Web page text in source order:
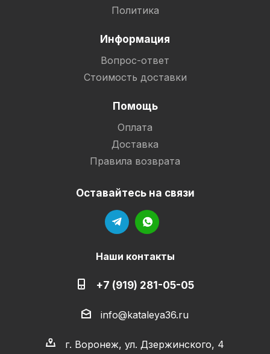
Политика
Информация
Вопрос-ответ
Стоимость доставки
Помощь
Оплата
Доставка
Правила возврата
Оставайтесь на связи
Наши контакты
+7 (919) 281-05-05
info@kataleya36.ru
г. Воронеж, ул. Дзержинского, 4